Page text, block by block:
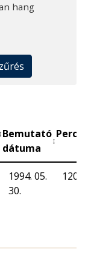
hang
↕Bemutató
dátuma
↕
Perc
1994. 05.
30.
120